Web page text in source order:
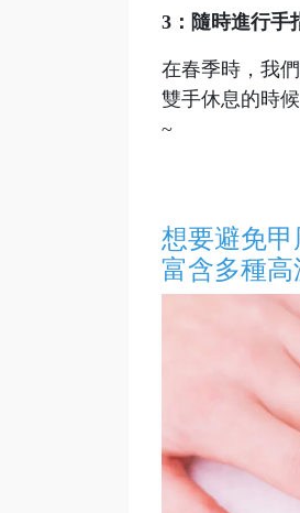
3：隨時進行手
在春季時，我
雙手休息的時
~
想要避免甲
富含多種